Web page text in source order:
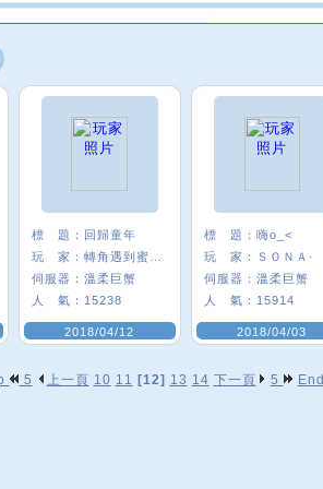
標 題： 回歸童年
玩 家：
伺服器： 溫柔巨蟹
人 氣： 15238
2018/04/12
標 題： 嗨o_<
玩 家：
ＳＯＮＡ·
伺服器： 溫柔巨蟹
人 氣： 15914
2018/04/03
5 上一頁 10 11 [12] 13 14 下一頁 5 End